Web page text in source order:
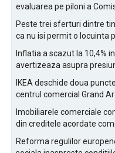
evaluarea pe piloni a
Peste trei sferturi dintre
ca nu isi permit o locuinta
Inflatia a scazut la 10,4%
avertizeaza asupra
IKEA deschide doua
centrul comercial Grand
Imobiliarele comerciale
din creditele acordate
Reforma regulilor